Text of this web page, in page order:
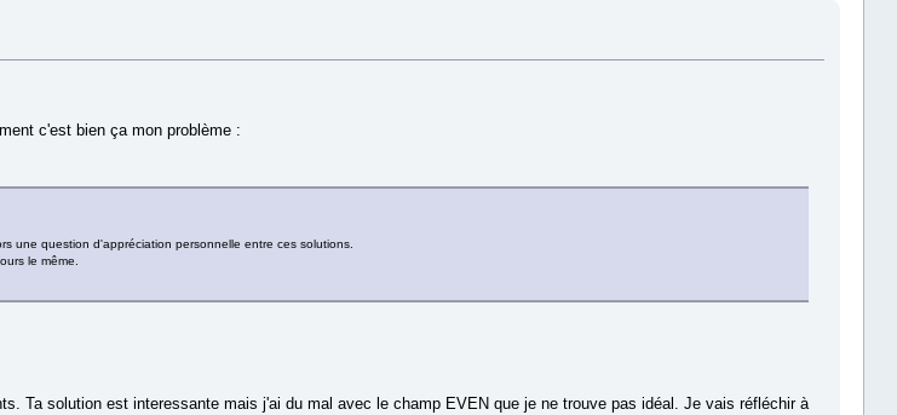
c'est bien ça mon problème :
une question d'appréciation personnelle entre ces solutions.
le même.
Ta solution est interessante mais j'ai du mal avec le champ EVEN que je ne trouve pas idéal. Je vais réfléchir à